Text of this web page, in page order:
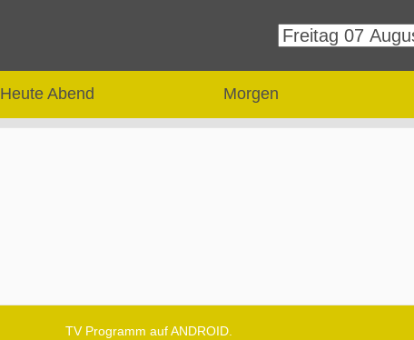
Heute Abend Morgen
TV Programm auf ANDROID.